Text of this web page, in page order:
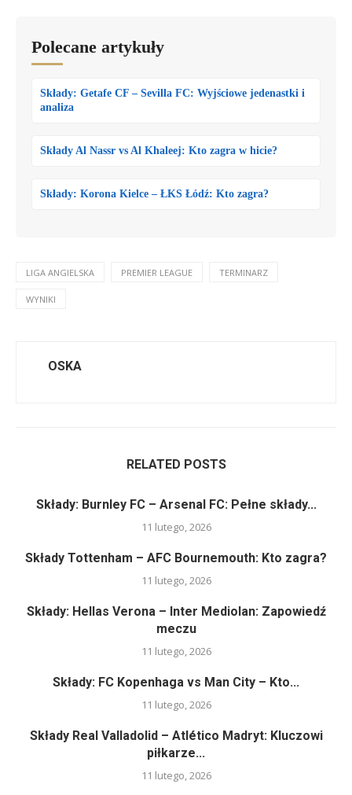
Polecane artykuły
Składy: Getafe CF – Sevilla FC: Wyjściowe jedenastki i
analiza
Składy Al Nassr vs Al Khaleej: Kto zagra w hicie?
Składy: Korona Kielce – ŁKS Łódź: Kto zagra?
LIGA ANGIELSKA PREMIER LEAGUE TERMINARZ
WYNIKI
OSKA
RELATED POSTS
Składy: Burnley FC – Arsenal FC: Pełne składy...
11 lutego, 2026
Składy Tottenham – AFC Bournemouth: Kto zagra?
11 lutego, 2026
Składy: Hellas Verona – Inter Mediolan: Zapowiedź
meczu
11 lutego, 2026
Składy: FC Kopenhaga vs Man City – Kto...
11 lutego, 2026
Składy Real Valladolid – Atlético Madryt: Kluczowi
piłkarze...
11 lutego, 2026